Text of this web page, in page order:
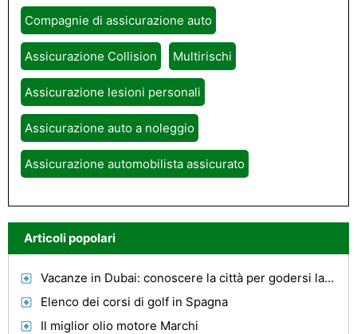
Compagnie di assicurazione auto
Assicurazione Collision Multirischi
Assicurazione lesioni personali
Assicurazione auto a noleggio
Assicurazione automobilista assicurato
Articoli popolari
Vacanze in Dubai: conoscere la città per godersi la città
Elenco dei corsi di golf in Spagna
Il miglior olio motore Marchi